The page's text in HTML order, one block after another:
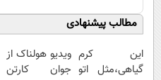
مطالب پیشنهادی
این کرم
گیاهی،مثل اتو
ویدیو هولناک از
جوان کارتن